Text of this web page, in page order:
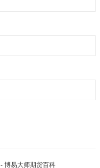
- 博易大师期货百科